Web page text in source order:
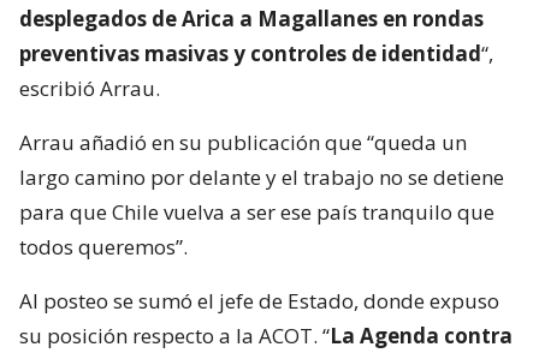
desplegados de Arica a Magallanes en rondas
preventivas masivas y controles de identidad“,
escribió Arrau.
Arrau añadió en su publicación que “queda un
largo camino por delante y el trabajo no se detiene
para que Chile vuelva a ser ese país tranquilo que
todos queremos”.
Al posteo se sumó el jefe de Estado, donde expuso
su posición respecto a la ACOT. “La Agenda contra